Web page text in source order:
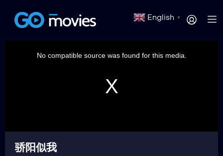
English ▼
No compatible source was found for this media.
骄阳似我
Episodio 10
11